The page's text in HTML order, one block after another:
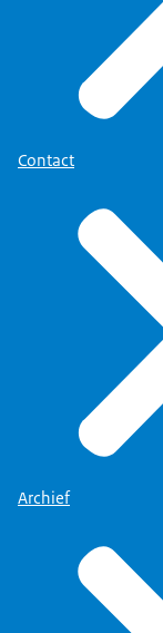
Contact
Archief